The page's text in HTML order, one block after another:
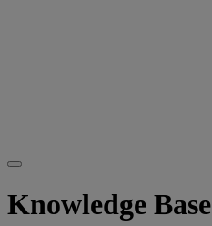
Knowledge Base